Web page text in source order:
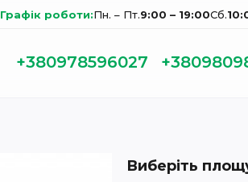
Графік роботи:Пн. – Пт.9:00 – 19:00Сб.
+380978596027
Виберіть